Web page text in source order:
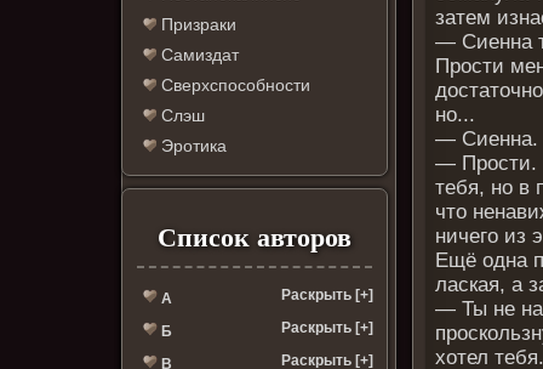
Призраки
Самиздат
Сверхспособности
Слэш
Эротика
Список авторов
А Раскрыть [+]
Б Раскрыть [+]
В Раскрыть [+]
затем
— Сиенна
Прости
но...
— Сиенна.
— Прости.
тебя, но в
что
ничего из
Ещё одна
лаская, а
— Ты не
хотел